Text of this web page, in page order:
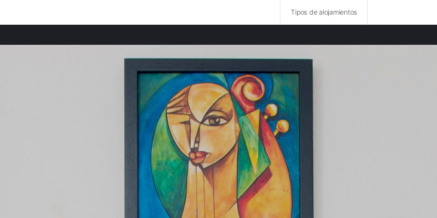
Tipos de alojamientos
Casas rurales en Sevilla
Casas rurales en Lisboa
Casas rurales en Setúbal
Casas rurales en Aveiro
Casas rurales en Oporto
Casas rurales en Extremadura
Casas rurales en Distrito de Faro